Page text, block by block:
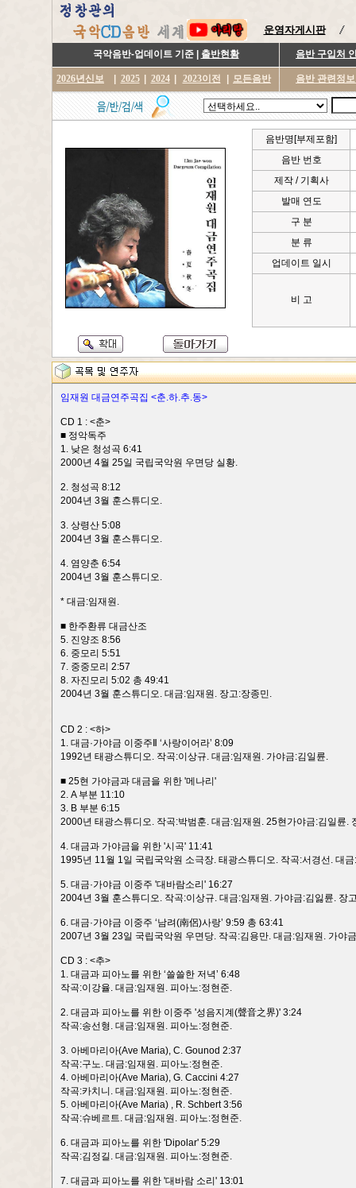
운영자게시판
국악음반-업데이트 기준 | 출반현황 음반 구입처
2026년신보 2025 2024 2023이전 모든음반 음반 관련정
음반명[부제포함]
음반 번호
제작 / 기획사
발매 연도
구 분
분 류
업데이트 일시
비 고
임재원 대금연주곡집 <춘.하.추.동>
CD 1 : <춘>
■ 정악독주
1. 낮은 청성곡 6:41
2000년 4월 25일 국립국악원 우면당 실황.
2. 청성곡 8:12
2004년 3월 훈스튜디오.
3. 상령산 5:08
2004년 3월 훈스튜디오.
4. 염양춘 6:54
2004년 3월 훈스튜디오.
* 대금:임재원.
■ 한주환류 대금산조
5. 진양조 8:56
6. 중모리 5:51
7. 중중모리 2:57
8. 자진모리 5:02 총 49:41
2004년 3월 훈스튜디오. 대금:임재원. 장고:장종민.
CD 2 : <하>
1. 대금·가야금 이중주Ⅱ ‘사랑이어라’ 8:09
1992년 태광스튜디오. 작곡:이상규. 대금:임재원. 가야금:김일륜.
■ 25현 가야금과 대금을 위한 '메나리'
2. A 부분 11:10
3. B 부분 6:15
2000년 태광스튜디오. 작곡:박범훈. 대금:임재원. 25현가야금:김일륜.
4. 대금과 가야금을 위한 '시곡' 11:41
1995년 11월 1일 국립국악원 소극장. 태광스튜디오. 작곡:서경선. 대
5. 대금·가야금 이중주 '대바람소리' 16:27
2004년 3월 훈스튜디오. 작곡:이상규. 대금:임재원. 가야금:김잃륜. 장
6. 대금·가야금 이중주 ‘남려(南侶)사랑’ 9:59 총 63:41
2007년 3월 23일 국립국악원 우면당. 작곡:김용만. 대금:임재원. 가야
CD 3 : <추>
1. 대금과 피아노를 위한 ‘쓸쓸한 저녁’ 6:48
작곡:이강율. 대금:임재원. 피아노:정현준.
2. 대금과 피아노를 위한 이중주 '성음지계(聲音之界)' 3:24
작곡:송선형. 대금:임재원. 피아노:정현준.
3. 아베마리아(Ave Maria), C. Gounod 2:37
작곡:구노. 대금:임재원. 피아노:정현준.
4. 아베마리아(Ave Maria), G. Caccini 4:27
작곡:카치니. 대금:임재원. 피아노:정현준.
5. 아베마리아(Ave Maria) , R. Schbert 3:56
작곡:슈베르트. 대금:임재원. 피아노:정현준.
6. 대금과 피아노를 위한 'Dipolar' 5:29
작곡:김정길. 대금:임재원. 피아노:정현준.
7. 대금과 피아노를 위한 '대바람 소리' 13:01